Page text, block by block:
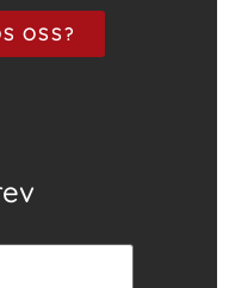
OSS?